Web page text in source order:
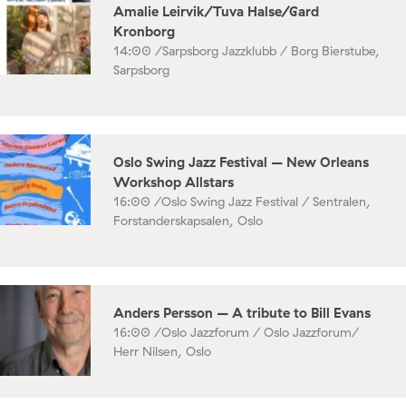
Amalie Leirvik/Tuva Halse/Gard
Kronborg
14:00 /Sarpsborg Jazzklubb / Borg Bierstube,
Sarpsborg
Oslo Swing Jazz Festival – New Orleans
Workshop Allstars
16:00 /Oslo Swing Jazz Festival / Sentralen,
Forstanderskapsalen, Oslo
Anders Persson – A tribute to Bill Evans
16:00 /Oslo Jazzforum / Oslo Jazzforum/
Herr Nilsen, Oslo